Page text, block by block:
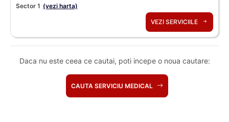
Sector 1 (vezi harta)
VEZI SERVICIILE
Daca nu este ceea ce cautai, poti incepe o noua cautare:
CAUTA SERVICIU MEDICAL